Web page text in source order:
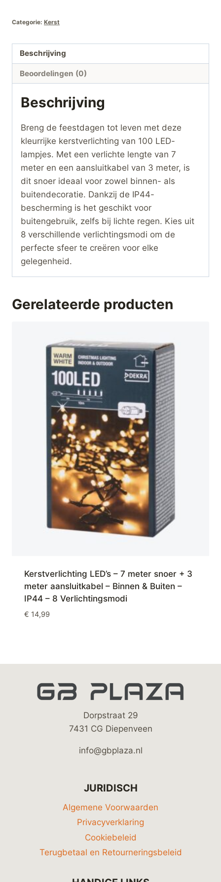
3
aansluitkabel
–
Binnen
Buiten
IP44
Verlichtingsmodi
hoeveelheid
Categorie: Kerst
Beschrijving
Beoordelingen (0)
Beschrijving
Breng de feestdagen tot leven met deze
kleurrijke kerstverlichting van 100 LED-
lampjes. Met een verlichte lengte van 7
meter en een aansluitkabel van 3 meter, is
dit snoer ideaal voor zowel binnen- als
buitendecoratie. Dankzij de IP44-
bescherming is het geschikt voor
buitengebruik, zelfs bij lichte regen. Kies uit
8 verschillende verlichtingsmodi om de
perfecte sfeer te creëren voor elke
gelegenheid.
Gerelateerde producten
Kerstverlichting LED’s – 7 meter snoer + 3
meter aansluitkabel – Binnen & Buiten –
IP44 – 8 Verlichtingsmodi
€ 14,99
Dorpstraat 29
7431 CG Diepenveen
info@gbplaza.nl
JURIDISCH
Algemene Voorwaarden
Privacyverklaring
Cookiebeleid
Terugbetaal en Retourneringsbeleid